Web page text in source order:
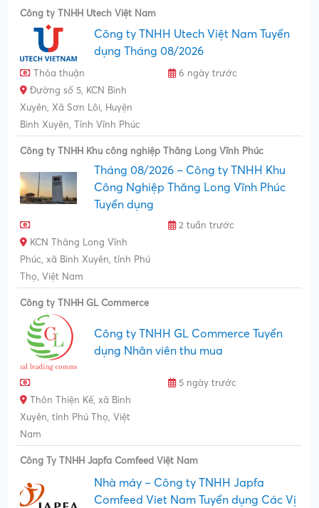
Công ty TNHH Utech Việt Nam
Công ty TNHH Utech Việt Nam Tuyển
dụng Tháng 08/2026
Thỏa thuận
6 ngày trước
Đường số 5, KCN Bình
Xuyên, Xã Sơn Lôi, Huyện
Bình Xuyên, Tỉnh Vĩnh Phúc
Công ty TNHH Khu công nghiệp Thăng Long Vĩnh Phúc
Tháng 08/2026 – Công ty TNHH Khu
Công Nghiệp Thăng Long Vĩnh Phúc
Tuyển dụng
2 tuần trước
KCN Thăng Long Vĩnh
Phúc, xã Bình Xuyên, tỉnh Phú
Thọ, Việt Nam
Công ty TNHH GL Commerce
Công ty TNHH GL Commerce Tuyển
dụng Nhân viên thu mua
5 ngày trước
Thôn Thiện Kế, xã Bình
Xuyên, tỉnh Phú Thọ, Việt
Nam
Công Ty TNHH Japfa Comfeed Việt Nam
Nhà máy – Công ty TNHH Japfa
Comfeed Viet Nam Tuyển dụng Các Vị